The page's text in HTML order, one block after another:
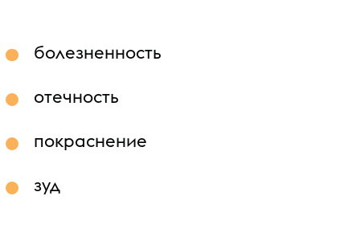
болезненность
отечность
покраснение
зуд